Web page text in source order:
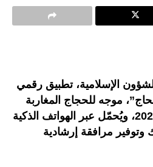
الإسلامية، تطبيق رقمي
موجه للحجاج المغاربة
خلال موسم الحج لسنة 2026، ويُحمّل عبر الهواتف الذكية
وتوفير مرافقة إرشادية